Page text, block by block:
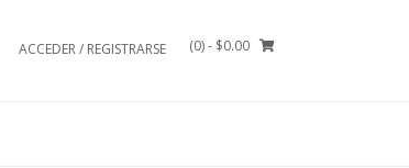
ACCEDER / REGISTRARSE (0)- $0.00